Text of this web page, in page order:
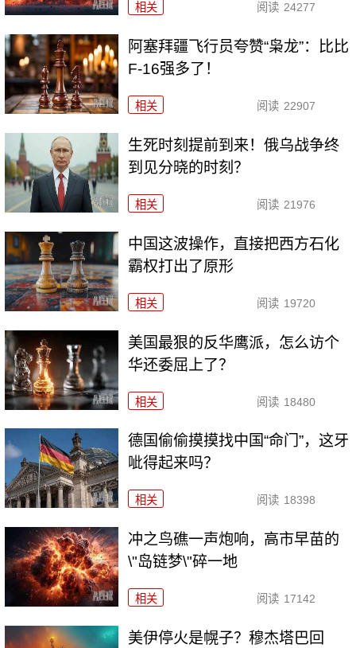
相关 阅读 24277
阿塞拜疆飞行员夸赞“枭龙”：比比
F-16强多了！
相关 阅读 22907
生死时刻提前到来！俄乌战争终
到见分晓的时刻？
相关 阅读 21976
中国这波操作，直接把西方石化
霸权打出了原形
相关 阅读 19720
美国最狠的反华鹰派，怎么访个
华还委屈上了？
相关 阅读 18480
德国偷偷摸摸找中国“命门”，这牙
呲得起来吗？
相关 阅读 18398
冲之鸟礁一声炮响，高市早苗的
\"岛链梦\"碎一地
相关 阅读 17142
美伊停火是幌子？穆杰塔巴回